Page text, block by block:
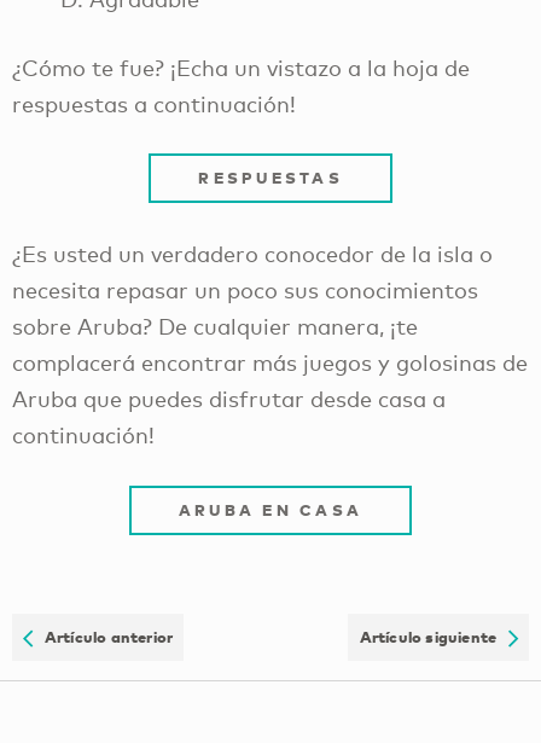
¿Cómo te fue? ¡Echa un vistazo a la hoja de
respuestas a continuación!
RESPUESTAS
¿Es usted un verdadero conocedor de la isla o
necesita repasar un poco sus conocimientos
sobre Aruba? De cualquier manera, ¡te
complacerá encontrar más juegos y golosinas de
Aruba que puedes disfrutar desde casa a
continuación!
ARUBA EN CASA
Artículo anterior Artículo siguiente